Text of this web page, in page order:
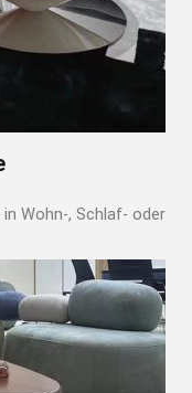
Wohn-, Schlaf- oder